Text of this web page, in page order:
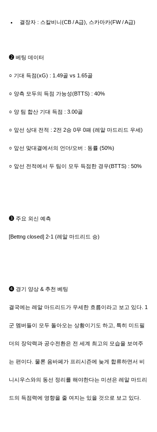
결장자 : 스칼비니(CB / A급), 스카마카(FW / A급)
➋ 베팅 데이터
○ 기대 득점(xG) : 1.49골 vs 1.65골
○ 양측 모두의 득점 가능성(BTTS) : 40%
○ 양 팀 합산 기대 득점 : 3.00골
○ 앞선 상대 전적 : 2전 2승 0무 0패 (레알 마드리드 우세)
○ 앞선 맞대결에서의 언더/오버 : 동률 (50%)
○ 앞선 전적에서 두 팀이 모두 득점한 경우(BTTS) : 50%
➌ 주요 외신 예측
[Bettng closed] 2-1 (레알 마드리드 승)
➍ 경기 양상 & 추천 베팅
결국에는 레알 마드리드가 우세한 흐름이라고 보고 있다. 1
군 멤버들이 모두 돌아오는 상황이기도 하고, 특히 미드필
더의 장악력과 공수전환은 전 세계 최고의 모습을 보여주
는 편이다. 물론 음바페가 프리시즌에 늦게 합류하면서 비
니시우스와의 동선 정리를 해야한다는 미션은 레알 마드리
드의 득점력에 영향을 줄 여지는 있을 것으로 보고 있다.